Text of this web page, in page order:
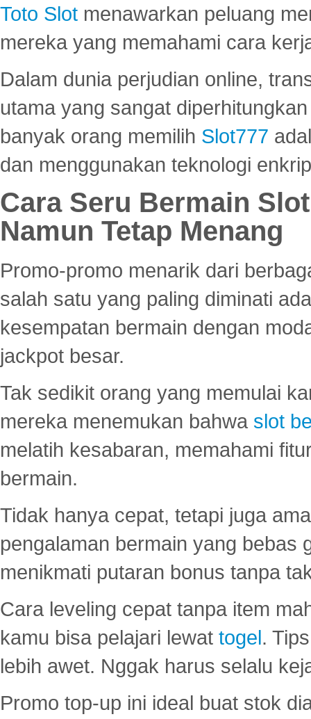
Toto Slot menawarkan peluang
mereka yang memahami cara
Dalam dunia perjudian online,
utama yang sangat
banyak orang memilih Slot777
dan menggunakan teknologi
Cara Seru Bermain
Namun Tetap Menang
Promo-promo menarik dari
salah satu yang paling diminati
kesempatan bermain dengan
jackpot besar.
Tak sedikit orang yang memulai
mereka menemukan bahwa slot
melatih kesabaran, memahami
bermain.
Tidak hanya cepat, tetapi juga
pengalaman bermain yang bebas
menikmati putaran bonus tanpa
Cara leveling cepat tanpa item
kamu bisa pelajari lewat togel.
lebih awet. Nggak harus selalu
Promo top-up ini ideal buat stok